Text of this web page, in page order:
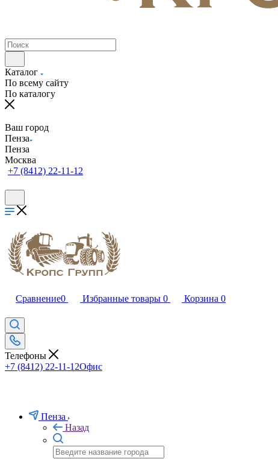
Каталог
По всему сайту
По каталогу
Ваш город
Пенза
Пенза
Москва
+7 (8412) 22-11-12
Сравнение0 Избранные товары 0 Корзина 0
Телефоны
+7 (8412) 22-11-12Офис
Пенза
Назад